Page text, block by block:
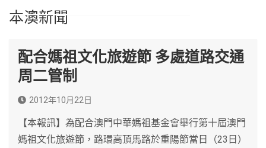
本澳新聞
配合媽祖文化旅遊節 多處道路交通
周二管制
2012年10月22日
【本報訊】為配合澳門中華媽祖基金會舉行第十屆澳門
媽祖文化旅遊節，路環高頂馬路於重陽節當日（23日）